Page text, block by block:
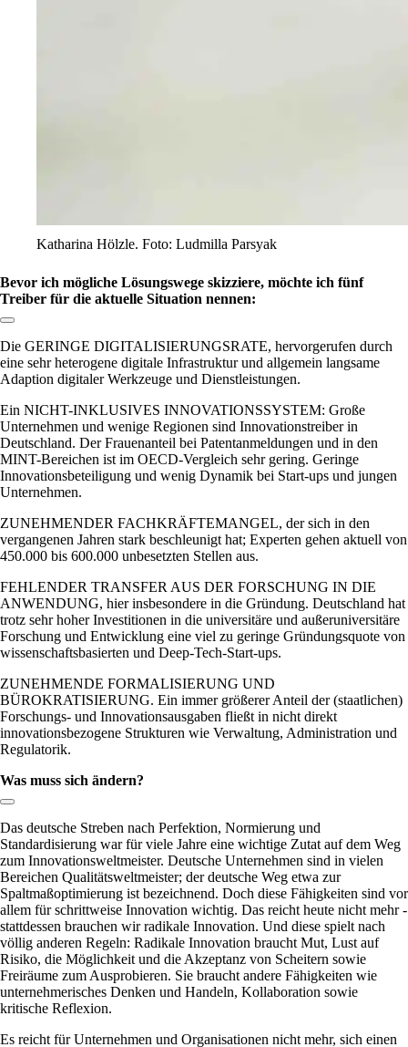
Katharina Hölzle. Foto: Ludmilla Parsyak
Bevor ich mögliche Lösungswege skizziere, möchte ich fünf
Treiber für die aktuelle Situation nennen:
Link zum Abschnitt kopieren:
Die GERINGE DIGITALISIERUNGSRATE, hervorgerufen durch
eine sehr heterogene digitale Infrastruktur und allgemein langsame
Adaption digitaler Werkzeuge und Dienstleistungen.
Ein NICHT-INKLUSIVES INNOVATIONSSYSTEM: Große
Unternehmen und wenige Regionen sind Innovationstreiber in
Deutschland. Der Frauenanteil bei Patentanmeldungen und in den
MINT-Bereichen ist im OECD-Vergleich sehr gering. Geringe
Innovationsbeteiligung und wenig Dynamik bei Start-ups und jungen
Unternehmen.
ZUNEHMENDER FACHKRÄFTEMANGEL, der sich in den
vergangenen Jahren stark beschleunigt hat; Experten gehen aktuell von
450.000 bis 600.000 unbesetzten Stellen aus.
FEHLENDER TRANSFER AUS DER FORSCHUNG IN DIE
ANWENDUNG, hier insbesondere in die Gründung. Deutschland hat
trotz sehr hoher Investitionen in die universitäre und außeruniversitäre
Forschung und Entwicklung eine viel zu geringe Gründungsquote von
wissenschaftsbasierten und Deep-Tech-Start-ups.
ZUNEHMENDE FORMALISIERUNG UND
BÜROKRATISIERUNG. Ein immer größerer Anteil der (staatlichen)
Forschungs- und Innovationsausgaben fließt in nicht direkt
innovationsbezogene Strukturen wie Verwaltung, Administration und
Regulatorik.
Was muss sich ändern?
Link zum Abschnitt kopieren:
Das deutsche Streben nach Perfektion, Normierung und
Standardisierung war für viele Jahre eine wichtige Zutat auf dem Weg
zum Innovationsweltmeister. Deutsche Unternehmen sind in vielen
Bereichen Qualitätsweltmeister; der deutsche Weg etwa zur
Spaltmaßoptimierung ist bezeichnend. Doch diese Fähigkeiten sind vor
allem für schrittweise Innovation wichtig. Das reicht heute nicht mehr -
stattdessen brauchen wir radikale Innovation. Und diese spielt nach
völlig anderen Regeln: Radikale Innovation braucht Mut, Lust auf
Risiko, die Möglichkeit und die Akzeptanz von Scheitern sowie
Freiräume zum Ausprobieren. Sie braucht andere Fähigkeiten wie
unternehmerisches Denken und Handeln, Kollaboration sowie
kritische Reflexion.
Es reicht für Unternehmen und Organisationen nicht mehr, sich einen